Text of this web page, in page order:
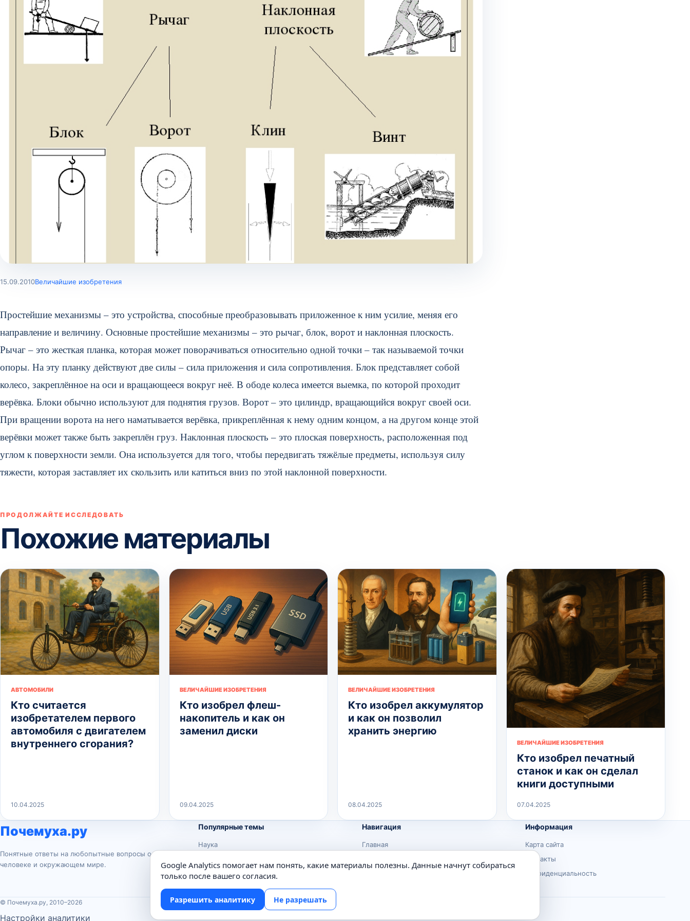
15.09.2010Величайшие изобретения
Простейшие механизмы – это устройства, способные преобразовывать приложенное к ним усилие, меняя его
направление и величину. Основные простейшие механизмы – это рычаг, блок, ворот и наклонная плоскость.
Рычаг – это жесткая планка, которая может поворачиваться относительно одной точки – так называемой точки
опоры. На эту планку действуют две силы – сила приложения и сила сопротивления. Блок представляет собой
колесо, закреплённое на оси и вращающееся вокруг неё. В ободе колеса имеется выемка, по которой проходит
верёвка. Блоки обычно используют для поднятия грузов. Ворот – это цилиндр, вращающийся вокруг своей оси.
При вращении ворота на него наматывается верёвка, прикреплённая к нему одним концом, а на другом конце этой
верёвки может также быть закреплён груз. Наклонная плоскость – это плоская поверхность, расположенная под
углом к поверхности земли. Она используется для того, чтобы передвигать тяжёлые предметы, используя силу
тяжести, которая заставляет их скользить или катиться вниз по этой наклонной поверхности.
ПРОДОЛЖАЙТЕ ИССЛЕДОВАТЬ
Похожие материалы
АВТОМОБИЛИ
Кто считается
изобретателем первого
автомобиля с двигателем
внутреннего сгорания?
10.04.2025
ВЕЛИЧАЙШИЕ ИЗОБРЕТЕНИЯ
Кто изобрел флеш-
накопитель и как он
заменил диски
09.04.2025
ВЕЛИЧАЙШИЕ ИЗОБРЕТЕНИЯ
Кто изобрел аккумулятор
и как он позволил
хранить энергию
08.04.2025
ВЕЛИЧАЙШИЕ ИЗОБРЕТЕНИЯ
Кто изобрел печатный
станок и как он сделал
книги доступными
07.04.2025
Почемуха.ру
Понятные ответы на любопытные вопросы о
человеке и окружающем мире.
Популярные темы
Наука
Животные
Техника
Навигация
Главная
Информация
Карта сайта
Контакты
Конфиденциальность
© Почемуха.ру, 2010–2026
Настройки аналитики
Google Analytics помогает нам понять, какие материалы полезны. Данные начнут собираться
только после вашего согласия.
Разрешить аналитику Не разрешать